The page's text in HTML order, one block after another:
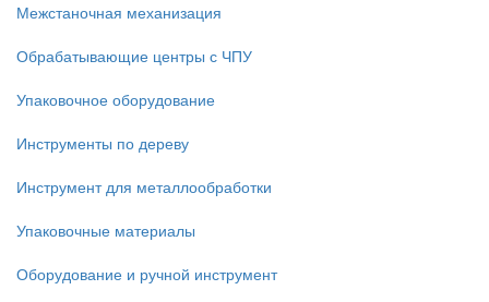
Межстаночная механизация
Обрабатывающие центры с ЧПУ
Упаковочное оборудование
Инструменты по дереву
Инструмент для металлообработки
Упаковочные материалы
Оборудование и ручной инструмент